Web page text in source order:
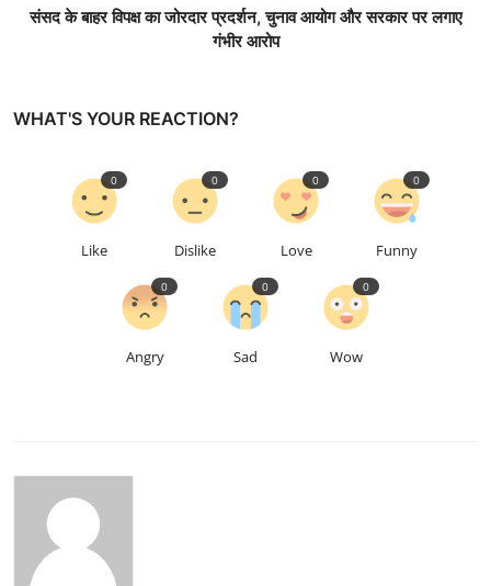
संसद के बाहर विपक्ष का जोरदार प्रदर्शन, चुनाव आयोग और सरकार पर लगाए
गंभीर आरोप
WHAT'S YOUR REACTION?
Like
0
Dislike
0
Love
0
Funny
0
Angry
0
Sad
0
Wow
0